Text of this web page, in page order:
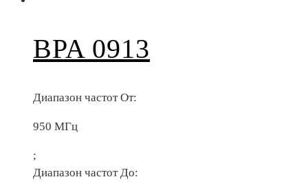
BPA 0913
Диапазон частот От:
950 МГц
;
Диапазон частот До: